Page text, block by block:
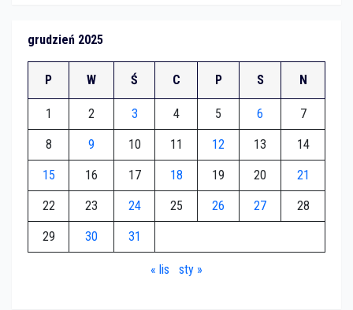
grudzień 2025
P W Ś C P S N
1 2 3 4 5 6 7
8 9 10 11 12 13 14
15 16 17 18 19 20 21
22 23 24 25 26 27 28
29 30 31
« lis sty »